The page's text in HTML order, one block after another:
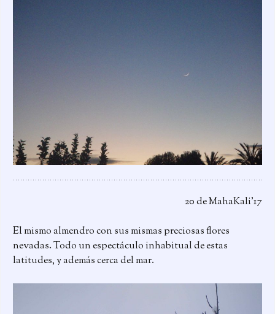
20 de MahaKali’17
El mismo almendro con sus mismas preciosas flores
nevadas. Todo un espectáculo inhabitual de estas
latitudes, y además cerca del mar.